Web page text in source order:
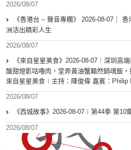
2026/08/07
《香港台 – 聲音專欄》 2026-08-07｜
洲活出精彩人生
2026/08/07
《來自星星美食》2026-08-07︱深圳高
酸甜燈影咕嚕肉，堂弄黃油蟹黯然銷魂飯，
來自星星美食︱主持：陳俊偉 嘉賓：Philip
2026/08/07
《西城故事》2026-08-07︱第44季 第10
2026/08/07